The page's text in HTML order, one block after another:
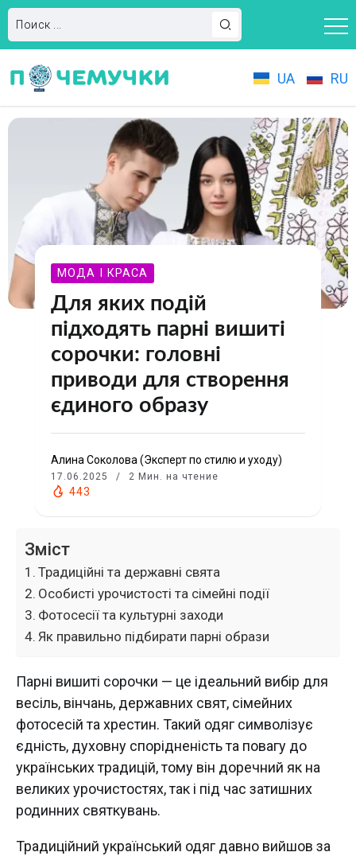
UA RU
МОДА І КРАСА
Для яких подій
підходять парні вишиті
сорочки: головні
приводи для створення
єдиного образу
Алина Соколова (Эксперт по стилю и уходу)
17.06.2025 2 Мин. на чтение
443
Зміст
Традиційні та державні свята
Особисті урочистості та сімейні події
Фотосесії та культурні заходи
Як правильно підбирати парні образи
Парні вишиті сорочки — це ідеальний вибір для
весіль, вінчань, державних свят, сімейних
фотосесій та хрестин. Такий одяг символізує
єдність, духовну спорідненість та повагу до
українських традицій, тому він доречний як на
великих урочистостях, так і під час затишних
родинних святкувань.
Традиційний український одяг давно вийшов за